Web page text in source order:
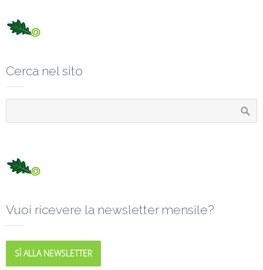
Cerca nel sito
Vuoi ricevere la newsletter mensile?
SÌ ALLA NEWSLETTER